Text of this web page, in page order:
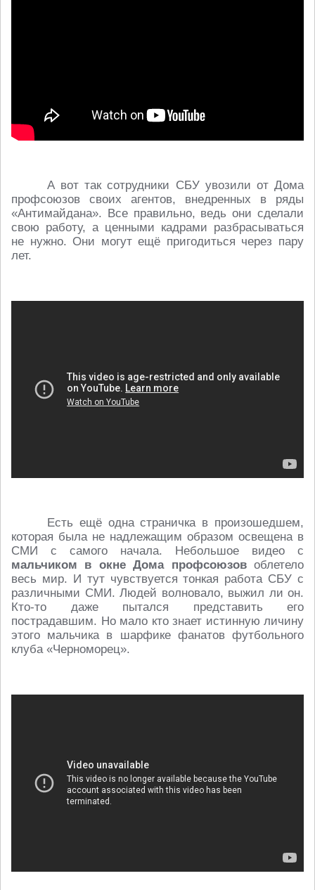
А вот так сотрудники СБУ увозили от Дома
профсоюзов своих агентов, внедренных в ряды
«Антимайдана». Все правильно, ведь они сделали
свою работу, а ценными кадрами разбрасываться
не нужно. Они могут ещё пригодиться через пару
лет.
Есть ещё одна страничка в произошедшем,
которая была не надлежащим образом освещена в
СМИ с самого начала. Небольшое видео с
мальчиком в окне Дома профсоюзовоблетело
весь мир. И тут чувствуется тонкая работа СБУ с
различными СМИ. Людей волновало, выжил ли он.
Кто-то даже пытался представить его
пострадавшим. Но мало кто знает истинную личину
этого мальчика в шарфике фанатов футбольного
клуба «Черноморец».